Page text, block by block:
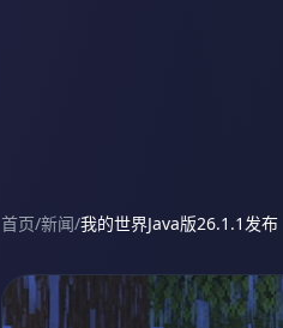
首页/新闻/我的世界Java版26.1.1发布